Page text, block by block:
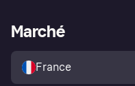
Explorez les magasins
Politique de protection de
l’acheteur Klarna
Portail Marchand
Marché
France